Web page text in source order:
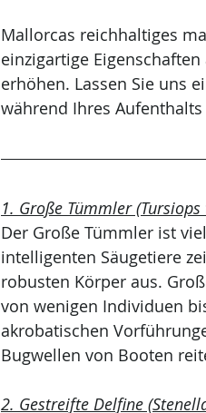
Mallorcas reichhaltiges
einzigartige
erhöhen. Lassen Sie uns
während Ihres
1. Große Tümmler
Der Große Tümmler ist
intelligenten Säugetiere
robusten Körper aus.
von wenigen Individuen
akrobatischen
Bugwellen von Booten
2. Gestreifte Delfine